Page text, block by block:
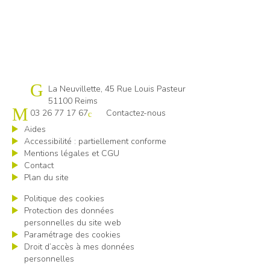
Cap emploi 51
La Neuvillette, 45 Rue Louis Pasteur
51100 Reims
03 26 77 17 67
Contactez-nous
Aides
Accessibilité : partiellement conforme
Mentions légales et CGU
Contact
Plan du site
Politique des cookies
Protection des données
personnelles du site web
Paramétrage des cookies
Droit d’accès à mes données
personnelles